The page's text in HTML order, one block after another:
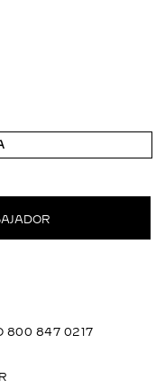
800 847 0217